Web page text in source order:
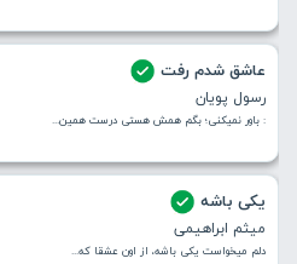
عاشق شدم رفت
رسول پویان
: باور نمیکنی؛ بگم همش هستی درست همین...
یکی باشه
میثم ابراهیمی
دلم میخواست یکی باشه، از اون عشقا که...